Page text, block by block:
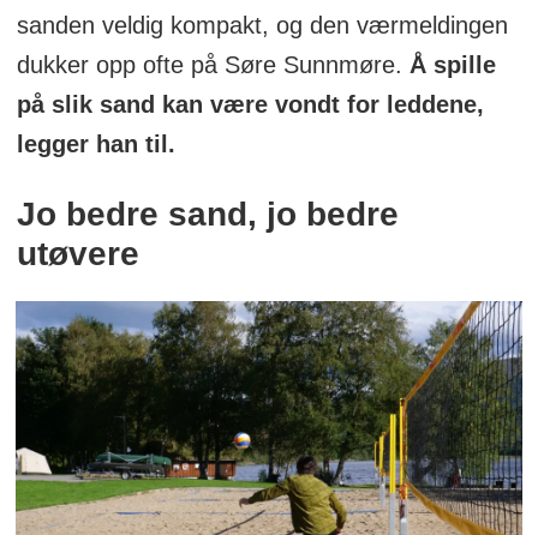
sanden veldig kompakt, og den værmeldingen
dukker opp ofte på Søre Sunnmøre. Å spille
på slik sand kan være vondt for leddene,
legger han til.
Jo bedre sand, jo bedre
utøvere